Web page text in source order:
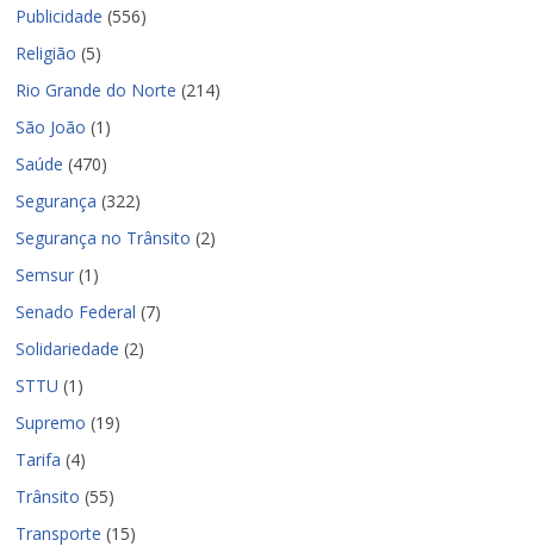
Publicidade (556)
Religião (5)
Rio Grande do Norte (214)
São João (1)
Saúde (470)
Segurança (322)
Segurança no Trânsito (2)
Semsur (1)
Senado Federal (7)
Solidariedade (2)
STTU (1)
Supremo (19)
Tarifa (4)
Trânsito (55)
Transporte (15)